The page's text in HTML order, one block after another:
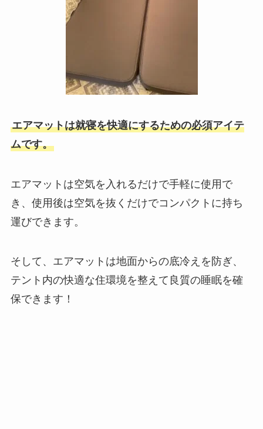
エアマットは就寝を快適にするための必須アイテ
ムです。
エアマットは空気を入れるだけで手軽に使用で
き、使用後は空気を抜くだけでコンパクトに持ち
運びできます。
そして、エアマットは地面からの底冷えを防ぎ、
テント内の快適な住環境を整えて良質の睡眠を確
保できます！